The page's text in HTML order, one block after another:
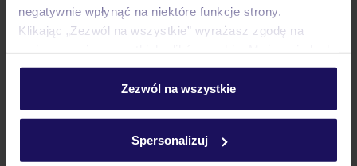
negatywnie wpłynąć na niektóre funkcje strony.
Klikając „Zezwól na wszystkie” wyrażasz zgodę na
personalizować swój wybór wchodząc w zakładkę
Szczegółowe informacje o plikach cookie znajdziesz
Zezwól na wszystkie
Spersonalizuj
Ważne informacje